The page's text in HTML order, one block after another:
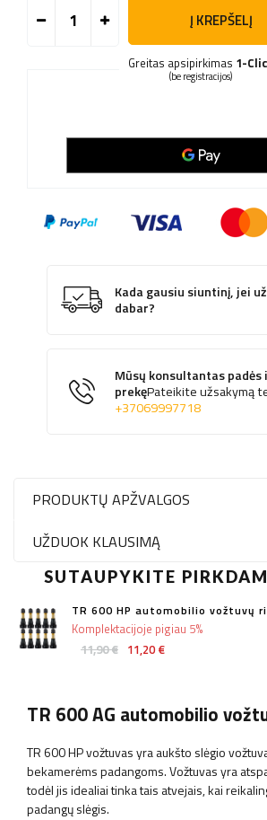
Į KREPŠELĮ
Greitas apsipirkimas 1-
(be registracijos)
Kada gausiu siuntinį, jei
dabar?
Mūsų konsultantas
prekęPateikite užsakymą
+37069997718
PRODUKTŲ APŽVALGOS
UŽDUOK KLAUSIMĄ
SUTAUPYKITE
TR 600 HP automobilio vožtuvų
11,90 € 11,20 €
Komplektacijoje pigiau 5%
TR 600 AG automobilio
TR 600 HP vožtuvas yra aukšto slėgio
bekamerėms padangoms. Vožtuvas yra
todėl jis idealiai tinka tais atvejais, kai
padangų slėgis.